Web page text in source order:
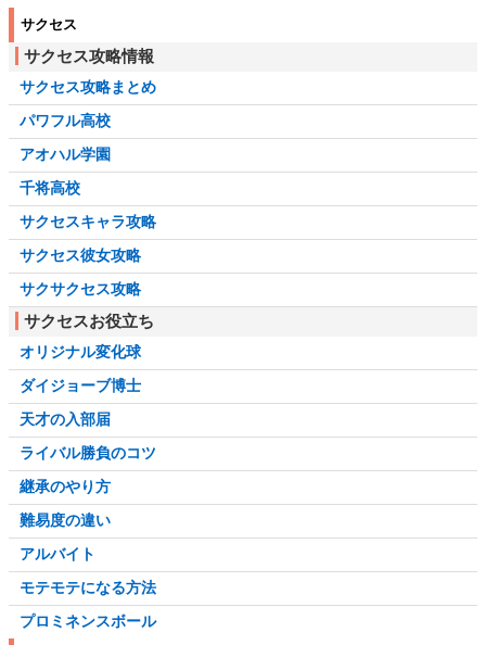
サクセス
サクセス攻略情報
サクセス攻略まとめ
パワフル高校
アオハル学園
千将高校
サクセスキャラ攻略
サクセス彼女攻略
サクサクセス攻略
サクセスお役立ち
オリジナル変化球
ダイジョーブ博士
天才の入部届
ライバル勝負のコツ
継承のやり方
難易度の違い
アルバイト
モテモテになる方法
プロミネンスボール